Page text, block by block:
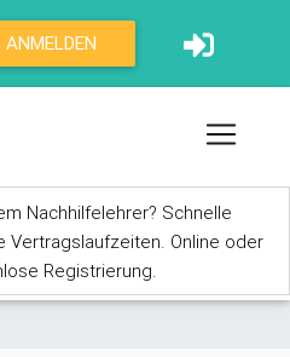
Nachhilfelehrer? Schnelle
Vertragslaufzeiten. Online oder
Registrierung.